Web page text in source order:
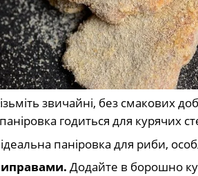
звичайні, без смакових
годиться для курячих
ідеальна паніровка для риби,
Додайте в борошно